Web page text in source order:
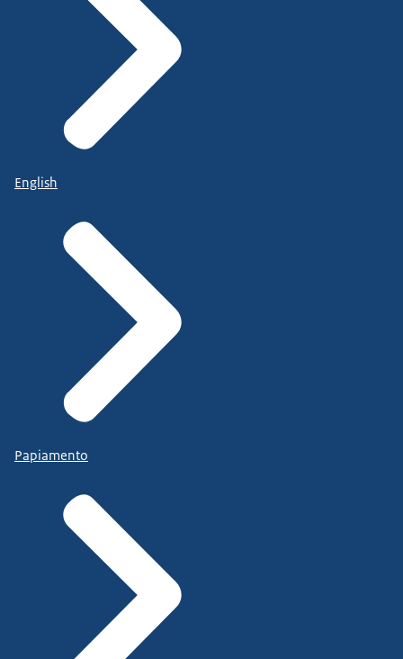
English
Papiamento